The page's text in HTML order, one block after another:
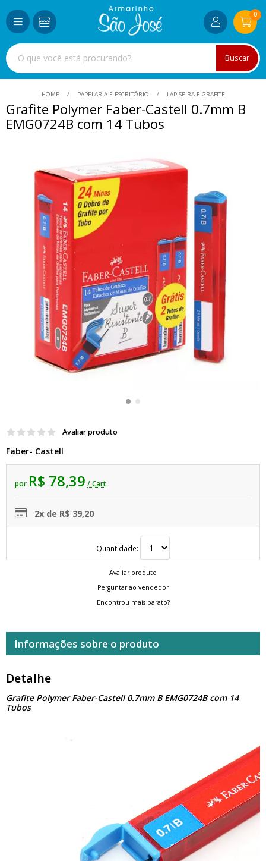
Buscar
0
HOME PAPELARIA E ESCRITÓRIO LAPISEIRA-E-GRAFITE
Grafite Polymer Faber-Castell 0.7mm B
EMG0724B com 14 Tubos
Avaliar produto
Faber- Castell
por R$ 78,39 / Cart
2x de R$ 39,20
Quantidade:
Avaliar produto
Perguntar ao vendedor
Encontrou mais barato?
Informações sobre o produto
Detalhe
Grafite Polymer Faber-Castell 0.7mm B EMG0724B com 14
Tubos